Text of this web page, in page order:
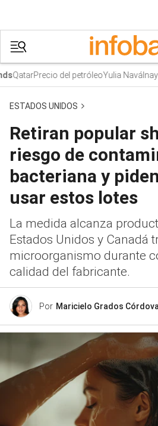
QatarPrecio del petróleoYulia Naválnaya
ESTADOS UNIDOS
Retiran popular
riesgo de
bacteriana y
usar estos lotes
La medida alcanza
Estados Unidos y Canadá
microorganismo durante
calidad del fabricante.
Por Maricielo Grados Córdova